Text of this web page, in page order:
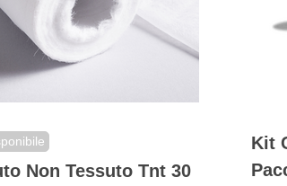
Non Tessuto Tnt 30
Kit